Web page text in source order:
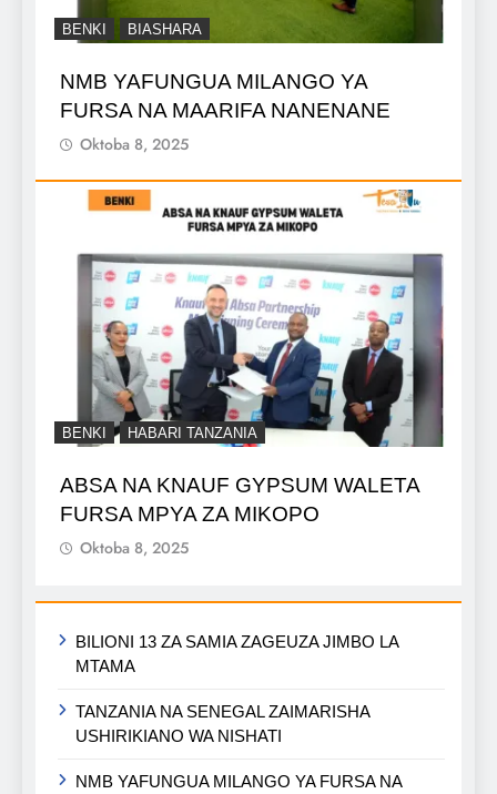
BENKI BIASHARA
NMB YAFUNGUA MILANGO YA
FURSA NA MAARIFA NANENANE
Oktoba 8, 2025
BENKI HABARI TANZANIA
ABSA NA KNAUF GYPSUM WALETA
FURSA MPYA ZA MIKOPO
Oktoba 8, 2025
BILIONI 13 ZA SAMIA ZAGEUZA JIMBO LA
MTAMA
TANZANIA NA SENEGAL ZAIMARISHA
USHIRIKIANO WA NISHATI
NMB YAFUNGUA MILANGO YA FURSA NA